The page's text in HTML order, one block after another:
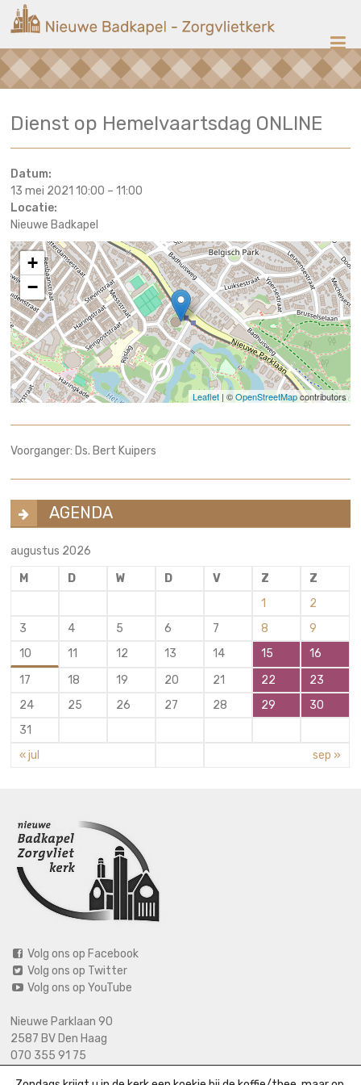
naar
inhoud
Nieuwe
Badkapel
op
Dienst op Hemelvaartsdag ONLINE
Datum:
13 mei 2021 10:00 –11:00
Locatie:
Nieuwe Badkapel
+
−
Leaflet| ©OpenStreetMapcontributors
Voorganger: Ds. Bert Kuipers
AGENDA
augustus 2026
M
D W D V Z
Z
1
2
3
4 5 6 7 8
9
10
11 12 13 14 15
16
17
18 19 20 21 22
23
24
25 26 27 28 29
30
31
« jul
sep »
Volg ons op Facebook
Volg ons op Twitter
Volg ons op YouTube
Nieuwe Parklaan 90
2587 BV Den Haag
070 355 91 75
06 2125 2720 (bij calamiteiten)